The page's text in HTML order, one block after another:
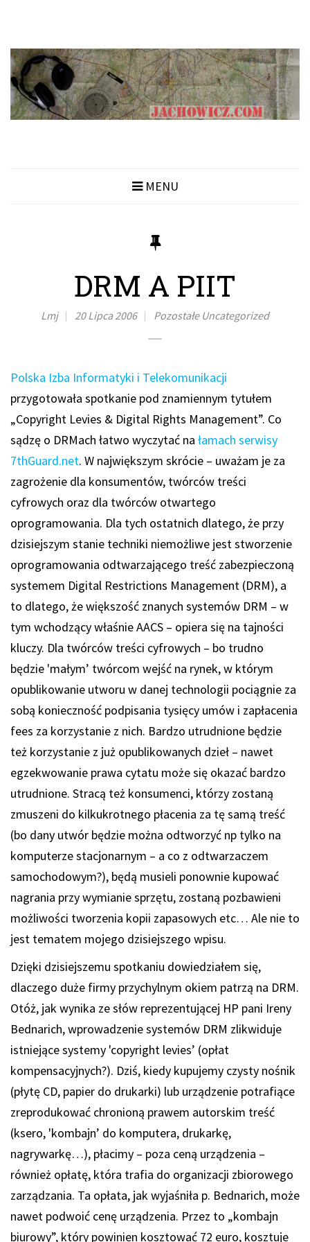
MENU
DRM A PIIT
Lmj 20 Lipca 2006 Pozostałe Uncategorized
Polska Izba Informatyki i Telekomunikacji
przygotowała spotkanie pod znamiennym tytułem
„Copyright Levies & Digital Rights Management”. Co
sądzę o DRMach łatwo wyczytać na łamach serwisy
7thGuard.net. W największym skrócie – uważam je za
zagrożenie dla konsumentów, twórców treści
cyfrowych oraz dla twórców otwartego
oprogramowania. Dla tych ostatnich dlatego, że przy
dzisiejszym stanie techniki niemożliwe jest stworzenie
oprogramowania odtwarzającego treść zabezpieczoną
systemem Digital Restrictions Management (DRM), a
to dlatego, że większość znanych systemów DRM – w
tym wchodzący właśnie AACS – opiera się na tajności
kluczy. Dla twórców treści cyfrowych – bo trudno
będzie 'małym’ twórcom wejść na rynek, w którym
opublikowanie utworu w danej technologii pociągnie za
sobą konieczność podpisania tysięcy umów i zapłacenia
fees za korzystanie z nich. Bardzo utrudnione będzie
też korzystanie z już opublikowanych dzieł – nawet
egzekwowanie prawa cytatu może się okazać bardzo
utrudnione. Stracą też konsumenci, którzy zostaną
zmuszeni do kilkukrotnego płacenia za tę samą treść
(bo dany utwór będzie można odtworzyć np tylko na
komputerze stacjonarnym – a co z odtwarzaczem
samochodowym?), będą musieli ponownie kupować
nagrania przy wymianie sprzętu, zostaną pozbawieni
możliwości tworzenia kopii zapasowych etc… Ale nie to
jest tematem mojego dzisiejszego wpisu.
Dzięki dzisiejszemu spotkaniu dowiedziałem się,
dlaczego duże firmy przychylnym okiem patrzą na DRM.
Otóż, jak wynika ze słów reprezentującej HP pani Ireny
Bednarich, wprowadzenie systemów DRM zlikwiduje
istniejące systemy 'copyright levies’ (opłat
kompensacyjnych?). Dziś, kiedy kupujemy czysty nośnik
(płytę CD, papier do drukarki) lub urządzenie potrafiące
zreprodukować chronioną prawem autorskim treść
(ksero, 'kombajn’ do komputera, drukarkę,
nagrywarkę…), płacimy – poza ceną urządzenia –
również opłatę, która trafia do organizacji zbiorowego
zarządzania. Ta opłata, jak wyjaśniła p. Bednarich, może
nawet podwoić cenę urządzenia. Przez to „kombajn
biurowy”, który powinien kosztować 72 euro, kosztuje